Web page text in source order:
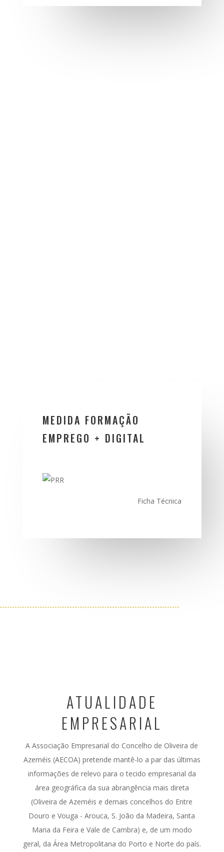
MEDIDA FORMAÇÃO
EMPREGO + DIGITAL
Ficha Técnica
ATUALIDADE
EMPRESARIAL
A Associação Empresarial do Concelho de Oliveira de
Azeméis (AECOA) pretende mantê-lo a par das últimas
informações de relevo para o tecido empresarial da
área geográfica da sua abrangência mais direta
(Oliveira de Azeméis e demais concelhos do Entre
Douro e Vouga - Arouca, S. João da Madeira, Santa
Maria da Feira e Vale de Cambra) e, de um modo
geral, da Área Metropolitana do Porto e Norte do país.